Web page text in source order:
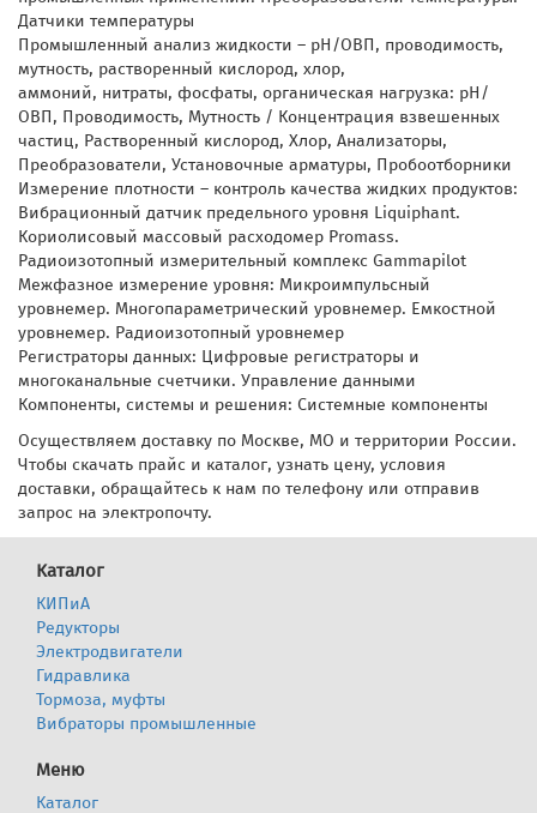
Датчики температуры
Промышленный анализ жидкости – pH/ОВП, проводимость,
мутность, растворенный кислород, хлор,
аммоний, нитраты, фосфаты, органическая нагрузка: pH/
ОВП, Проводимость, Мутность / Концентрация взвешенных
частиц, Растворенный кислород, Хлор, Анализаторы,
Преобразователи, Установочные арматуры, Пробоотборники
Измерение плотности – контроль качества жидких продуктов:
Вибрационный датчик предельного уровня Liquiphant.
Кориолисовый массовый расходомер Promass.
Радиоизотопный измерительный комплекс Gammapilot
Межфазное измерение уровня: Микроимпульсный
уровнемер. Многопараметрический уровнемер. Емкостной
уровнемер. Радиоизотопный уровнемер
Регистраторы данных: Цифровые регистраторы и
многоканальные счетчики. Управление данными
Компоненты, системы и решения: Системные компоненты
Осуществляем доставку по Москве, МО и территории России.
Чтобы скачать прайс и каталог, узнать цену, условия
доставки, обращайтесь к нам по телефону или отправив
запрос на электропочту.
Каталог
КИПиА
Редукторы
Электродвигатели
Гидравлика
Тормоза, муфты
Вибраторы промышленные
Меню
Каталог